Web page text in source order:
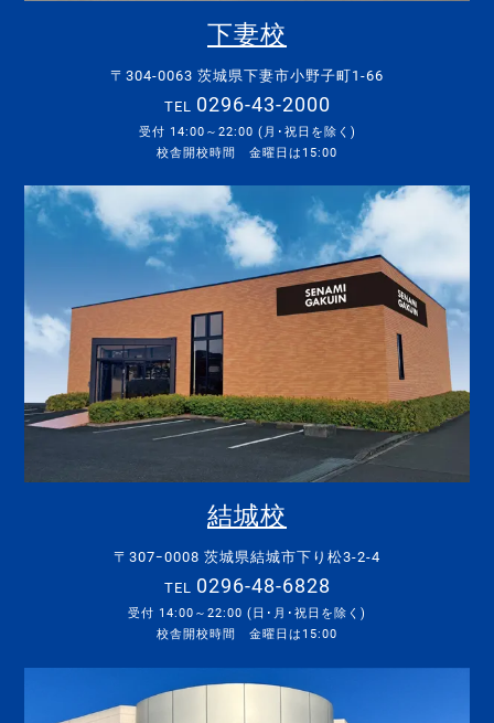
下妻校
〒304-0063 茨城県下妻市小野子町1-66
TEL 0296-43-2000
受付 14:00～22:00 (月･祝日を除く)
校舎開校時間 金曜日は15:00
結城校
〒307ｰ0008 茨城県結城市下り松3-2-4
TEL 0296-48-6828
受付 14:00～22:00 (日･月･祝日を除く)
校舎開校時間 金曜日は15:00